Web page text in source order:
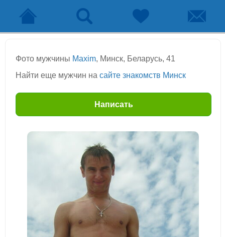
Фото мужчины Maxim, Минск, Беларусь, 41
Найти еще мужчин на сайте знакомств Минск
Написать